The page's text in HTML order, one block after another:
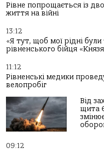
Рівне попрощається із
життя на війні
13:12
«Я тут, щоб мої рідні були
рівненського бійця
11:12
Рівненські медики
велопробіг
Від
щита
09:12